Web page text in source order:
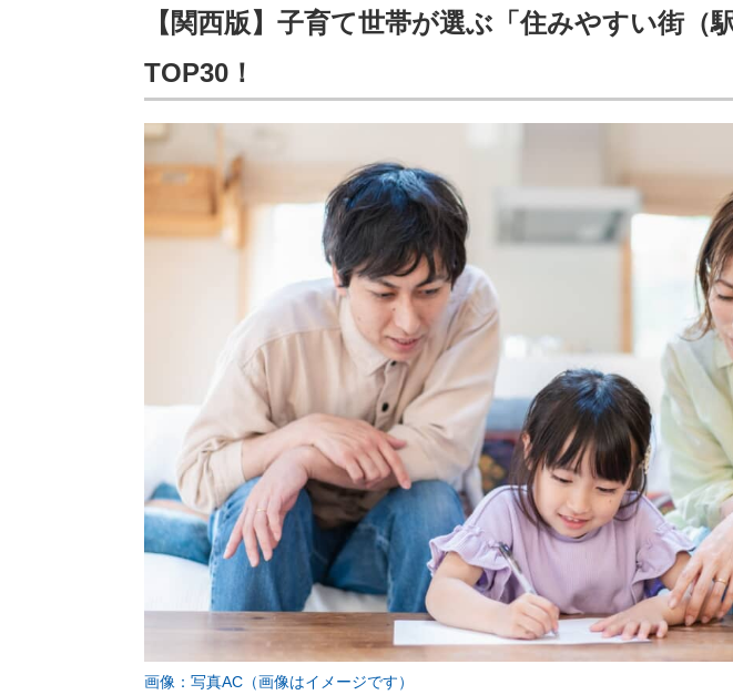
【関西版】子育て世帯が選ぶ「住みやすい街（
TOP30！
画像：写真AC（画像はイメージです）